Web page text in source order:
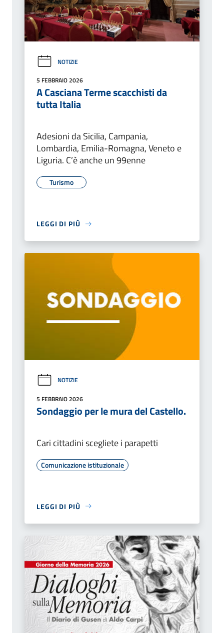
NOTIZIE
5 FEBBRAIO 2026
A Casciana Terme scacchisti da
tutta Italia
Adesioni da Sicilia, Campania,
Lombardia, Emilia-Romagna, Veneto e
Liguria. C’è anche un 99enne
Turismo
LEGGI DI PIÙ
NOTIZIE
5 FEBBRAIO 2026
Sondaggio per le mura del Castello.
Cari cittadini scegliete i parapetti
Comunicazione istituzionale
LEGGI DI PIÙ